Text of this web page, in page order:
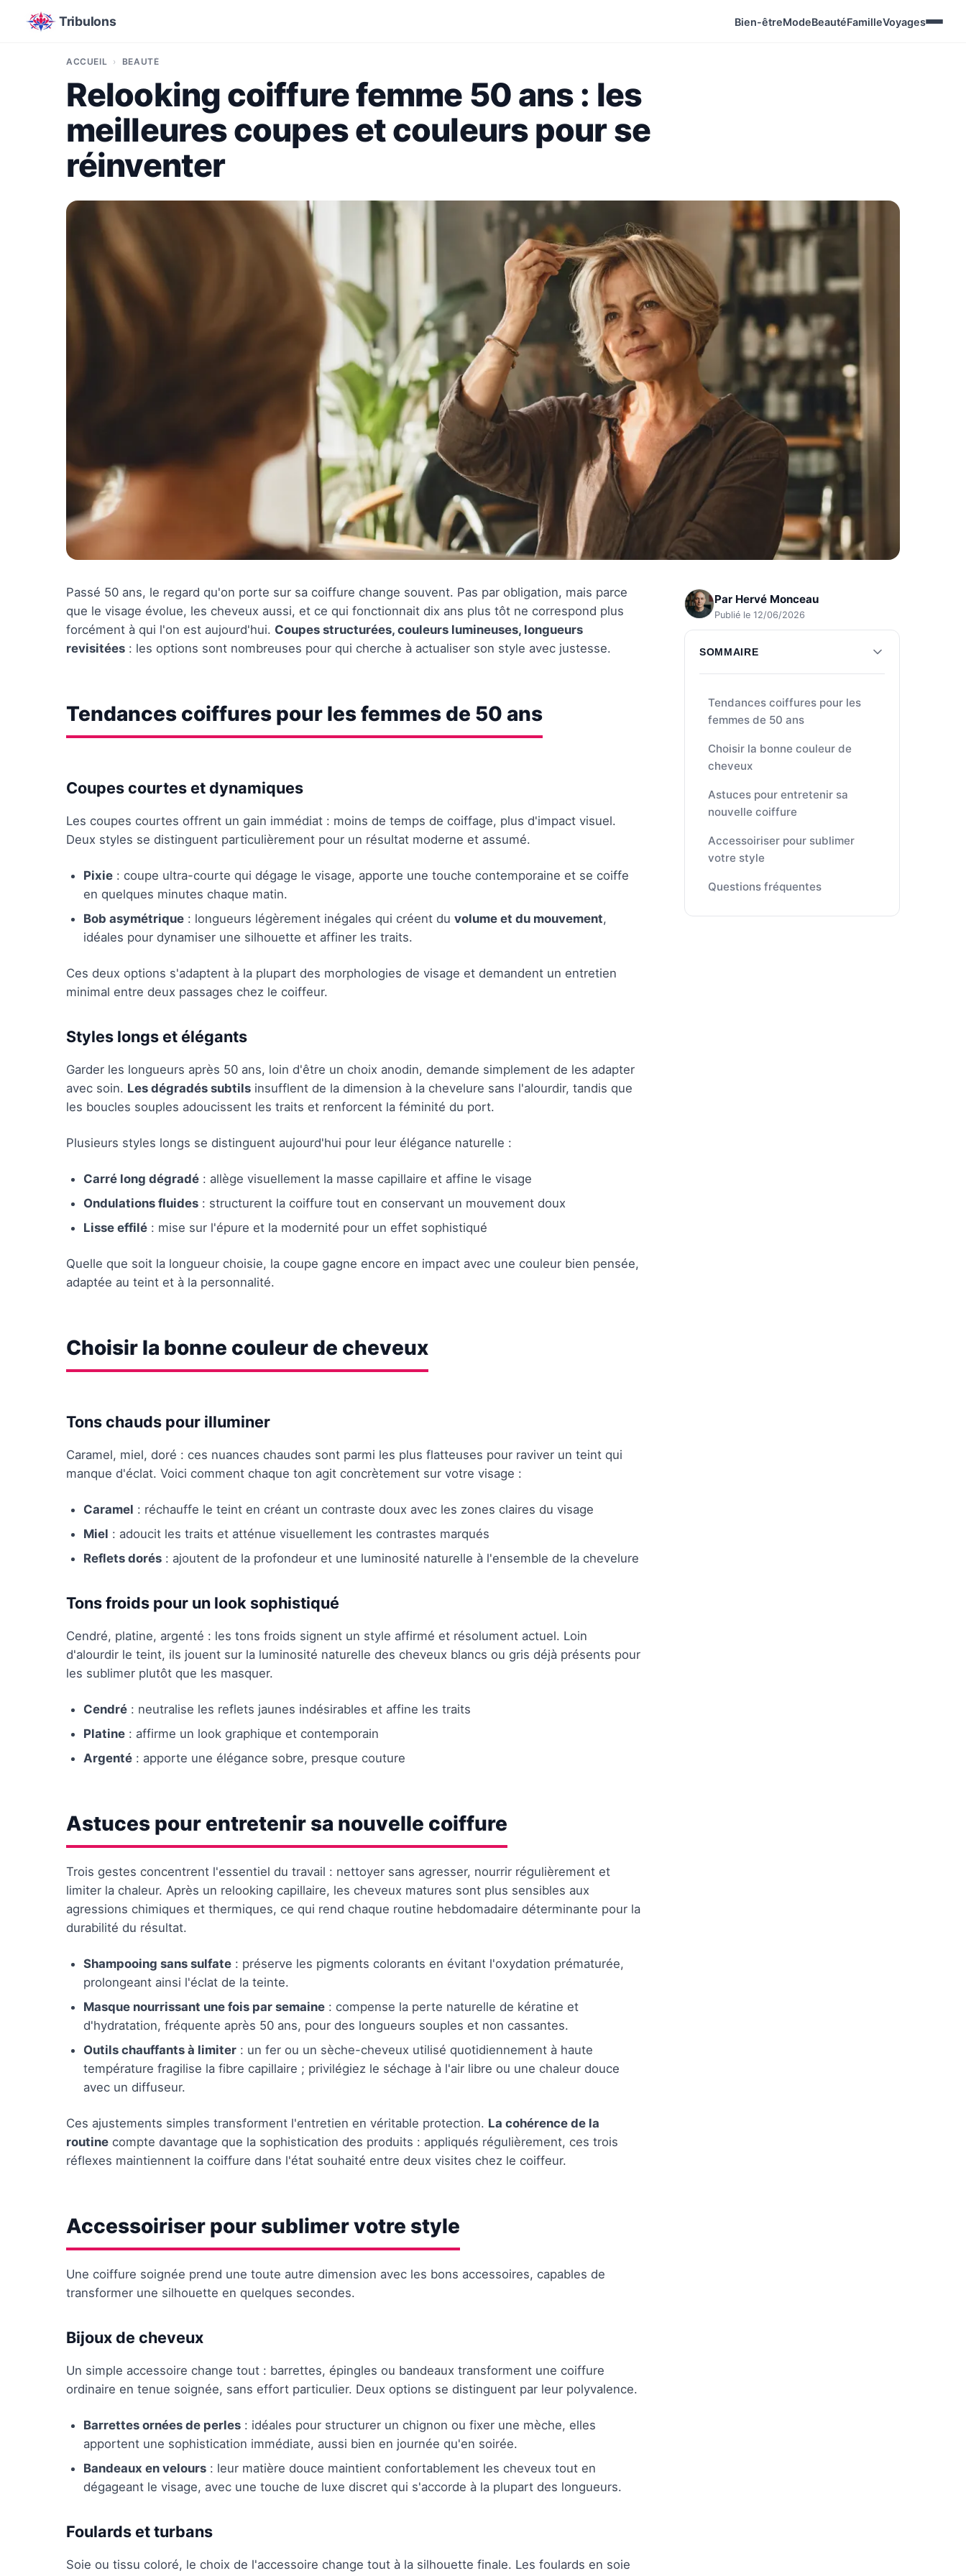
Tribulons Bien-êtreModeBeautéFamilleVoyages
ACCUEIL BEAUTÉ
Relooking coiffure femme 50 ans : les
meilleures coupes et couleurs pour se
réinventer
Par Hervé Monceau
Publié le 12/06/2026
SOMMAIRE
Tendances coiffures pour les
femmes de 50 ans
Choisir la bonne couleur de
cheveux
Astuces pour entretenir sa
nouvelle coiffure
Accessoiriser pour sublimer
votre style
Questions fréquentes
Passé 50 ans, le regard qu'on porte sur sa coiffure change souvent. Pas par obligation, mais parce
que le visage évolue, les cheveux aussi, et ce qui fonctionnait dix ans plus tôt ne correspond plus
forcément à qui l'on est aujourd'hui. Coupes structurées, couleurs lumineuses, longueurs
revisitées : les options sont nombreuses pour qui cherche à actualiser son style avec justesse.
Tendances coiffures pour les femmes de 50 ans
Coupes courtes et dynamiques
Les coupes courtes offrent un gain immédiat : moins de temps de coiffage, plus d'impact visuel.
Deux styles se distinguent particulièrement pour un résultat moderne et assumé.
Pixie : coupe ultra-courte qui dégage le visage, apporte une touche contemporaine et se coiffe
en quelques minutes chaque matin.
Bob asymétrique : longueurs légèrement inégales qui créent du volume et du mouvement,
idéales pour dynamiser une silhouette et affiner les traits.
Ces deux options s'adaptent à la plupart des morphologies de visage et demandent un entretien
minimal entre deux passages chez le coiffeur.
Styles longs et élégants
Garder les longueurs après 50 ans, loin d'être un choix anodin, demande simplement de les adapter
avec soin. Les dégradés subtils insufflent de la dimension à la chevelure sans l'alourdir, tandis que
les boucles souples adoucissent les traits et renforcent la féminité du port.
Plusieurs styles longs se distinguent aujourd'hui pour leur élégance naturelle :
Carré long dégradé : allège visuellement la masse capillaire et affine le visage
Ondulations fluides : structurent la coiffure tout en conservant un mouvement doux
Lisse effilé : mise sur l'épure et la modernité pour un effet sophistiqué
Quelle que soit la longueur choisie, la coupe gagne encore en impact avec une couleur bien pensée,
adaptée au teint et à la personnalité.
Choisir la bonne couleur de cheveux
Tons chauds pour illuminer
Caramel, miel, doré : ces nuances chaudes sont parmi les plus flatteuses pour raviver un teint qui
manque d'éclat. Voici comment chaque ton agit concrètement sur votre visage :
Caramel : réchauffe le teint en créant un contraste doux avec les zones claires du visage
Miel : adoucit les traits et atténue visuellement les contrastes marqués
Reflets dorés : ajoutent de la profondeur et une luminosité naturelle à l'ensemble de la chevelure
Tons froids pour un look sophistiqué
Cendré, platine, argenté : les tons froids signent un style affirmé et résolument actuel. Loin
d'alourdir le teint, ils jouent sur la luminosité naturelle des cheveux blancs ou gris déjà présents pour
les sublimer plutôt que les masquer.
Cendré : neutralise les reflets jaunes indésirables et affine les traits
Platine : affirme un look graphique et contemporain
Argenté : apporte une élégance sobre, presque couture
Astuces pour entretenir sa nouvelle coiffure
Trois gestes concentrent l'essentiel du travail : nettoyer sans agresser, nourrir régulièrement et
limiter la chaleur. Après un relooking capillaire, les cheveux matures sont plus sensibles aux
agressions chimiques et thermiques, ce qui rend chaque routine hebdomadaire déterminante pour la
durabilité du résultat.
Shampooing sans sulfate : préserve les pigments colorants en évitant l'oxydation prématurée,
prolongeant ainsi l'éclat de la teinte.
Masque nourrissant une fois par semaine : compense la perte naturelle de kératine et
d'hydratation, fréquente après 50 ans, pour des longueurs souples et non cassantes.
Outils chauffants à limiter : un fer ou un sèche-cheveux utilisé quotidiennement à haute
température fragilise la fibre capillaire ; privilégiez le séchage à l'air libre ou une chaleur douce
avec un diffuseur.
Ces ajustements simples transforment l'entretien en véritable protection. La cohérence de la
routine compte davantage que la sophistication des produits : appliqués régulièrement, ces trois
réflexes maintiennent la coiffure dans l'état souhaité entre deux visites chez le coiffeur.
Accessoiriser pour sublimer votre style
Une coiffure soignée prend une toute autre dimension avec les bons accessoires, capables de
transformer une silhouette en quelques secondes.
Bijoux de cheveux
Un simple accessoire change tout : barrettes, épingles ou bandeaux transforment une coiffure
ordinaire en tenue soignée, sans effort particulier. Deux options se distinguent par leur polyvalence.
Barrettes ornées de perles : idéales pour structurer un chignon ou fixer une mèche, elles
apportent une sophistication immédiate, aussi bien en journée qu'en soirée.
Bandeaux en velours : leur matière douce maintient confortablement les cheveux tout en
dégageant le visage, avec une touche de luxe discret qui s'accorde à la plupart des longueurs.
Foulards et turbans
Soie ou tissu coloré, le choix de l'accessoire change tout à la silhouette finale. Les foulards en soie